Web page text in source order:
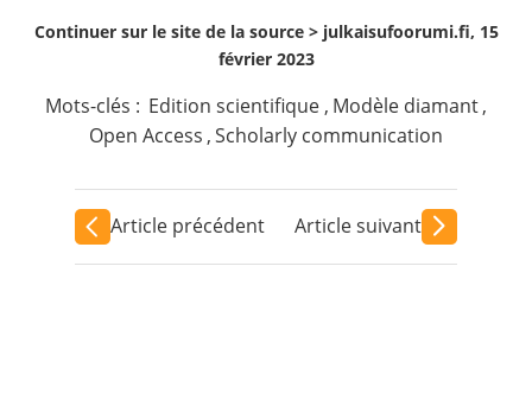
Continuer sur le site de la source > julkaisufoorumi.fi, 15
février 2023
Mots-clés : Edition scientifique , Modèle diamant,
Open Access ,Scholarly communication
Article précédent Article suivant